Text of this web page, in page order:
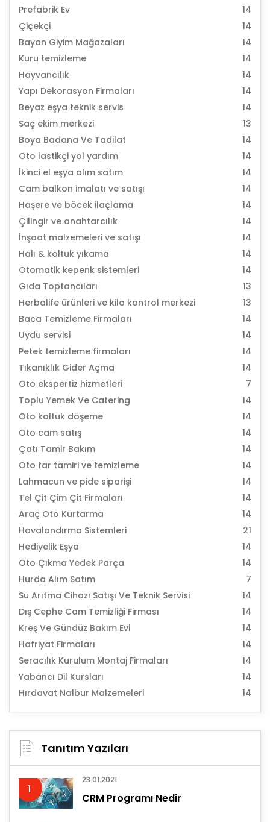
Prefabrik Ev
14
Çiçekçi
14
Bayan Giyim Mağazaları
14
Kuru temizleme
14
Hayvancılık
14
Yapı Dekorasyon Firmaları
14
Beyaz eşya teknik servis
14
Saç ekim merkezi
13
Boya Badana Ve Tadilat
14
Oto lastikçi yol yardım
14
İkinci el eşya alım satım
14
Cam balkon imalatı ve satışı
14
Haşere ve böcek ilaçlama
14
Çilingir ve anahtarcılık
14
İnşaat malzemeleri ve satışı
14
Halı & koltuk yıkama
14
Otomatik kepenk sistemleri
14
Gıda Toptancıları
13
Herbalife ürünleri ve kilo kontrol merkezi
13
Baca Temizleme Firmaları
14
Uydu servisi
14
Petek temizleme firmaları
14
Tıkanıklık Gider Açma
14
Oto ekspertiz hizmetleri
7
Toplu Yemek Ve Catering
14
Oto koltuk döşeme
14
Oto cam satış
14
Çatı Tamir Bakım
14
Oto far tamiri ve temizleme
14
Lahmacun ve pide siparişi
14
Tel Çit Çim Çit Firmaları
14
Araç Oto Kurtarma
14
Havalandırma Sistemleri
21
Hediyelik Eşya
14
Oto Çıkma Yedek Parça
14
Hurda Alım Satım
7
Su Arıtma Cihazı Satışı Ve Teknik Servisi
14
Dış Cephe Cam Temizliği Firması
14
Kreş Ve Gündüz Bakım Evi
14
Hafriyat Firmaları
14
Seracılık Kurulum Montaj Firmaları
14
Yabancı Dil Kursları
14
Hırdavat Nalbur Malzemeleri
14
Tanıtım Yazıları
1
23.01.2021
CRM Programı Nedir